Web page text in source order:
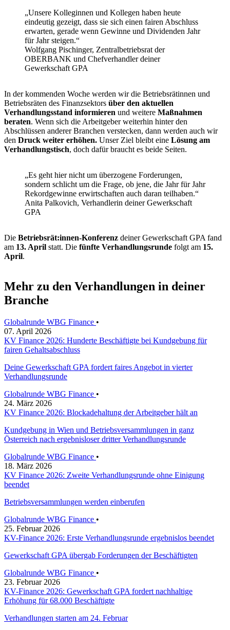
„Unsere Kolleginnen und Kollegen haben heute
eindeutig gezeigt, dass sie sich einen fairen Abschluss
erwarten, gerade wenn Gewinne und Dividenden Jahr
für Jahr steigen.“
Wolfgang Pischinger, Zentralbetriebsrat der
OBERBANK und Chefverhandler deiner
Gewerkschaft GPA
In der kommenden Woche werden wir die Betriebsrätinnen und
Betriebsräten des Finanzsektors über den aktuellen
Verhandlungsstand informieren und weitere Maßnahmen
beraten. Wenn sich die Arbeitgeber weiterhin hinter den
Abschlüssen anderer Branchen verstecken, dann werden auch wir
den Druck weiter erhöhen. Unser Ziel bleibt eine Lösung am
Verhandlungstisch, doch dafür braucht es beide Seiten.
„Es geht hier nicht um überzogene Forderungen,
sondern schlicht um die Frage, ob jene, die Jahr für Jahr
Rekordgewinne erwirtschaften auch daran teilhaben.“
Anita Palkovich, Verhandlerin deiner Gewerkschaft
GPA
Die Betriebsrät:innen-Konferenz deiner Gewerkschaft GPA fand
am 13. April statt. Die fünfte Verhandlungsrunde folgt am 15.
April.
Mehr zu den Verhandlungen in deiner
Branche
Globalrunde WBG Finance •
07. April 2026
KV Finance 2026: Hunderte Beschäftigte bei Kundgebung für
fairen Gehaltsabschluss
Deine Gewerkschaft GPA fordert faires Angebot in vierter
Verhandlungsrunde
Globalrunde WBG Finance •
24. März 2026
KV Finance 2026: Blockadehaltung der Arbeitgeber hält an
Kundgebung in Wien und Betriebsversammlungen in ganz
Österreich nach ergebnisloser dritter Verhandlungsrunde
Globalrunde WBG Finance •
18. März 2026
KV Finance 2026: Zweite Verhandlungsrunde ohne Einigung
beendet
Betriebsversammlungen werden einberufen
Globalrunde WBG Finance •
25. Februar 2026
KV-Finance 2026: Erste Verhandlungsrunde ergebnislos beendet
Gewerkschaft GPA übergab Forderungen der Beschäftigten
Globalrunde WBG Finance •
23. Februar 2026
KV-Finance 2026: Gewerkschaft GPA fordert nachhaltige
Erhöhung für 68.000 Beschäftigte
Verhandlungen starten am 24. Februar